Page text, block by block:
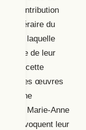
la contribution
littéraire du
selon laquelle
cause de leur
à cette
des œuvres
et de Marie-Anne
évoquent leur